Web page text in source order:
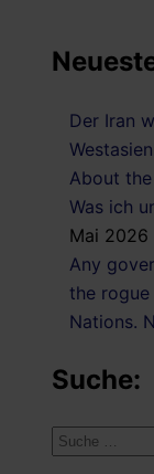
Der Iran
About
Was ich
Mai 2026
Any
the
Nations.
Suche:
Suche